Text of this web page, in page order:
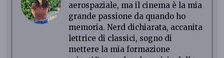
aerospaziale, ma il cinema è la mia
grande passione da quando ho
memoria. Nerd dichiarata, accanita
lettrice di classici, sogno di
mettere la mia formazione